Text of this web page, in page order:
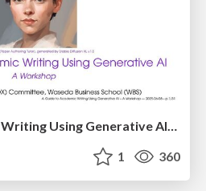
A Guide to Academic Writing Using Generative AI - A Workshop
1 360